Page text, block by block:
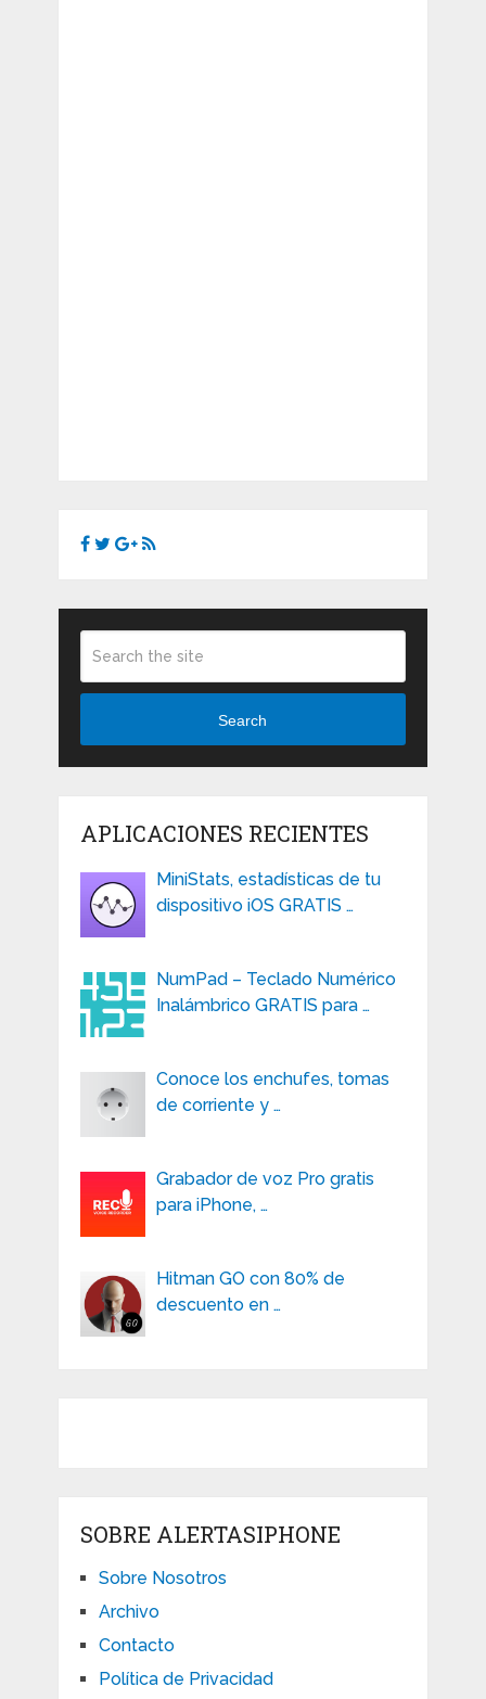
Search
APLICACIONES RECIENTES
MiniStats, estadísticas de tu
dispositivo iOS GRATIS …
NumPad – Teclado Numérico
Inalámbrico GRATIS para …
Conoce los enchufes, tomas
de corriente y …
Grabador de voz Pro gratis
para iPhone, …
Hitman GO con 80% de
descuento en …
SOBRE ALERTASIPHONE
Sobre Nosotros
Archivo
Contacto
Política de Privacidad